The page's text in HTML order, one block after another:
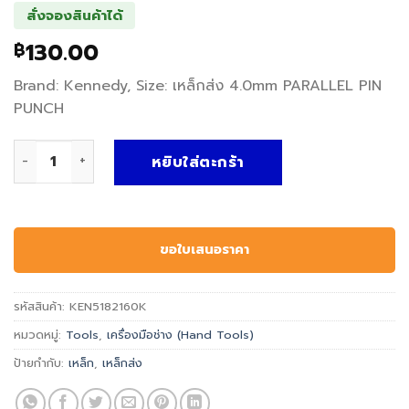
สั่งจองสินค้าได้
฿130.00
Brand: Kennedy, Size: เหล็กส่ง 4.0mm PARALLEL PIN
PUNCH
หยิบใส่ตะกร้า
ขอใบเสนอราคา
รหัสสินค้า: KEN5182160K
หมวดหมู่: Tools เครื่องมือช่าง (Hand Tools)
ป้ายกำกับ: เหล็ก เหล็กส่ง